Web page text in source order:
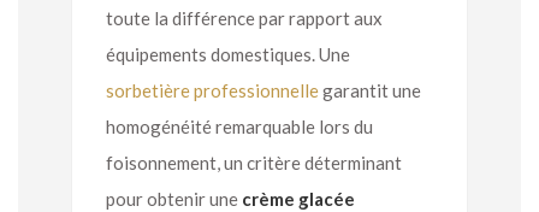
toute la différence par rapport aux
équipements domestiques. Une
sorbetière professionnellegarantit une
homogénéité remarquable lors du
foisonnement, un critère déterminant
pour obtenir une crème glacée